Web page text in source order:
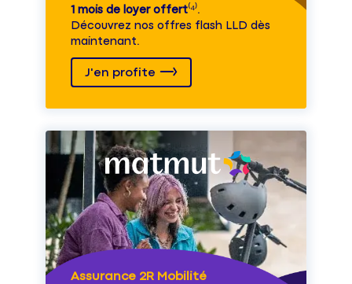
1 mois de loyer offert⁽⁴⁾.
Découvrez nos offres flash LLD dès
maintenant.
J'en profite
Assurance 2R Mobilité